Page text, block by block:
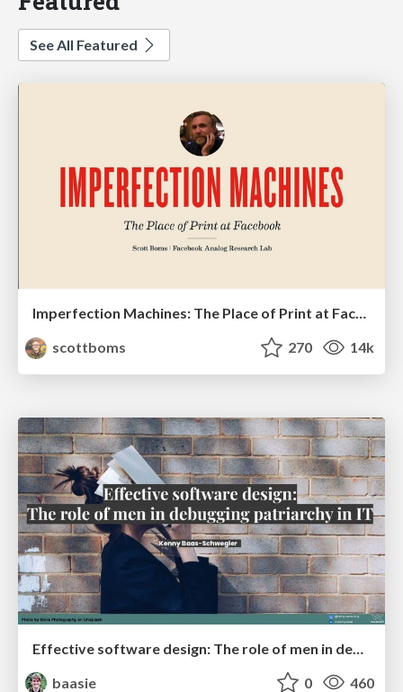
See All Featured
Imperfection Machines: The Place of Print at Facebook
scottboms
270 14k
baasie
0 460